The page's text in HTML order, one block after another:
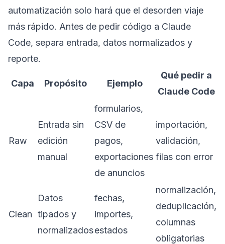
automatización solo hará que el desorden viaje
más rápido. Antes de pedir código a Claude
Code, separa entrada, datos normalizados y
reporte.
Capa Propósito Ejemplo
Qué pedir a
Claude Code
Raw
Entrada sin
edición
manual
formularios,
CSV de
pagos,
exportaciones
de anuncios
importación,
validación,
filas con error
Clean
Datos
tipados y
normalizados
fechas,
importes,
estados
normalización,
deduplicación,
columnas
obligatorias